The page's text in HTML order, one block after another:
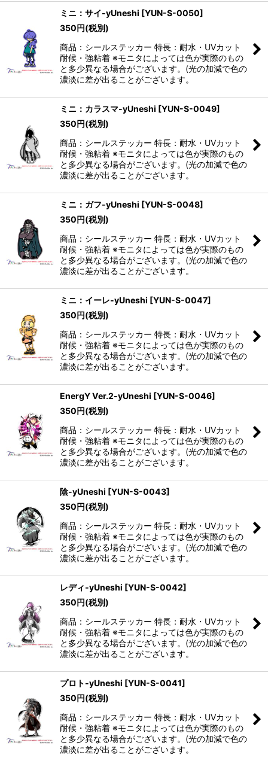
ミニ：サイ-yUneshi [YUN-S-0050]
350円(税別)
商品：シールステッカー 特長：耐水・UVカット
耐候・強粘着 ※モニタによっては色が実際のもの
と多少異なる場合がございます。(光の加減で色の
濃淡に差が出ることがございます。
ミニ：カラスマ-yUneshi [YUN-S-0049]
350円(税別)
商品：シールステッカー 特長：耐水・UVカット
耐候・強粘着 ※モニタによっては色が実際のもの
と多少異なる場合がございます。(光の加減で色の
濃淡に差が出ることがございます。
ミニ：ガフ-yUneshi [YUN-S-0048]
350円(税別)
商品：シールステッカー 特長：耐水・UVカット
耐候・強粘着 ※モニタによっては色が実際のもの
と多少異なる場合がございます。(光の加減で色の
濃淡に差が出ることがございます。
ミニ：イーレ-yUneshi [YUN-S-0047]
350円(税別)
商品：シールステッカー 特長：耐水・UVカット
耐候・強粘着 ※モニタによっては色が実際のもの
と多少異なる場合がございます。(光の加減で色の
濃淡に差が出ることがございます。
EnergY Ver.2-yUneshi [YUN-S-0046]
350円(税別)
商品：シールステッカー 特長：耐水・UVカット
耐候・強粘着 ※モニタによっては色が実際のもの
と多少異なる場合がございます。(光の加減で色の
濃淡に差が出ることがございます。
陰-yUneshi [YUN-S-0043]
350円(税別)
商品：シールステッカー 特長：耐水・UVカット
耐候・強粘着 ※モニタによっては色が実際のもの
と多少異なる場合がございます。(光の加減で色の
濃淡に差が出ることがございます。
レディ-yUneshi [YUN-S-0042]
350円(税別)
商品：シールステッカー 特長：耐水・UVカット
耐候・強粘着 ※モニタによっては色が実際のもの
と多少異なる場合がございます。(光の加減で色の
濃淡に差が出ることがございます。
プロト-yUneshi [YUN-S-0041]
350円(税別)
商品：シールステッカー 特長：耐水・UVカット
耐候・強粘着 ※モニタによっては色が実際のもの
と多少異なる場合がございます。(光の加減で色の
濃淡に差が出ることがございます。